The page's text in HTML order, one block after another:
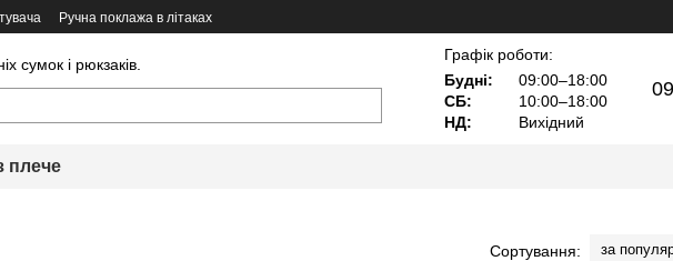
Ручна поклажа в літаках
сумок і рюкзаків.
Графік роботи:
Будні:
09:00–18:00
СБ:
10:00–18:00
НД:
Вихідний
плече
Сортування: за